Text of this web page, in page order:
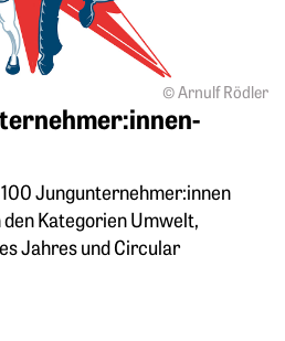
© Arnulf Rödler
Jungunternehmer:innen
Kategorien Umwelt,
Jahres und Circular